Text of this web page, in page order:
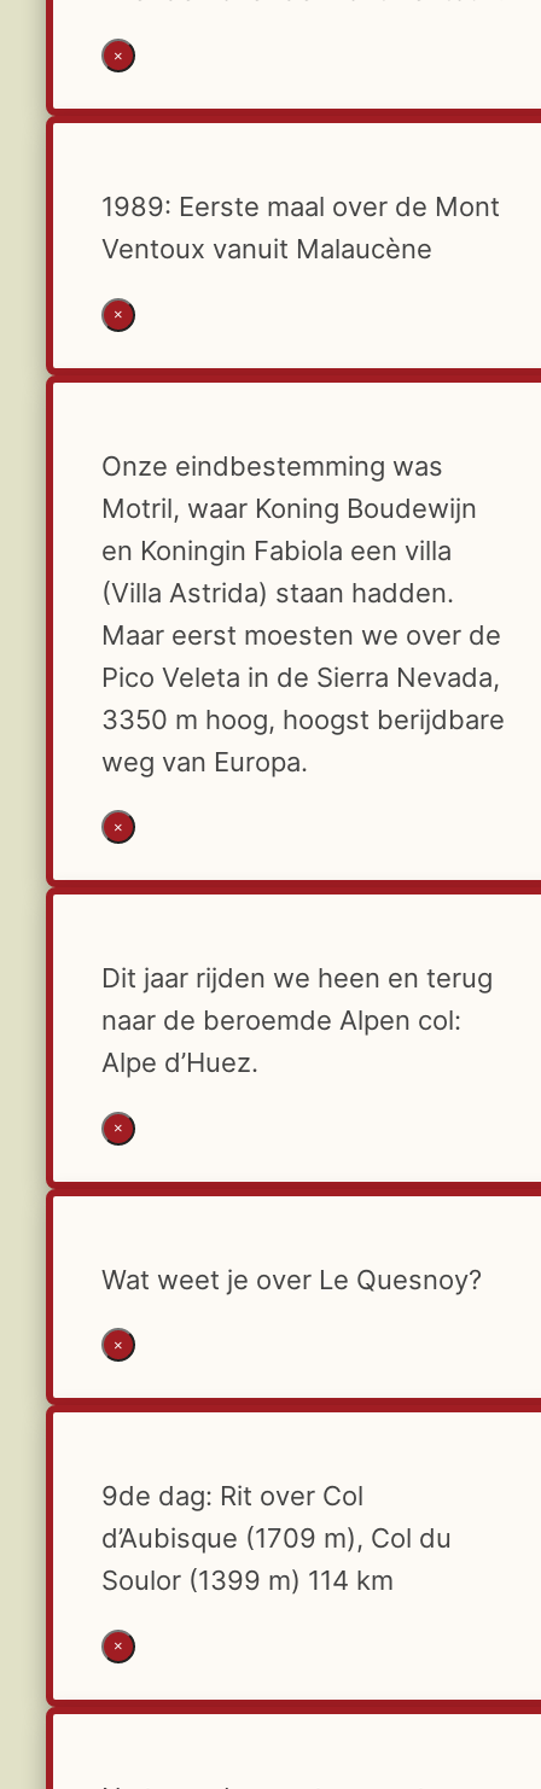
×
1989: Eerste maal over de Mont
Ventoux vanuit Malaucène
×
Onze eindbestemming was
Motril, waar Koning Boudewijn
en Koningin Fabiola een villa
(Villa Astrida) staan hadden.
Maar eerst moesten we over de
Pico Veleta in de Sierra Nevada,
3350 m hoog, hoogst berijdbare
weg van Europa.
×
Dit jaar rijden we heen en terug
naar de beroemde Alpen col:
Alpe d’Huez.
×
Wat weet je over Le Quesnoy?
×
9de dag: Rit over Col
d’Aubisque (1709 m), Col du
Soulor (1399 m) 114 km
×